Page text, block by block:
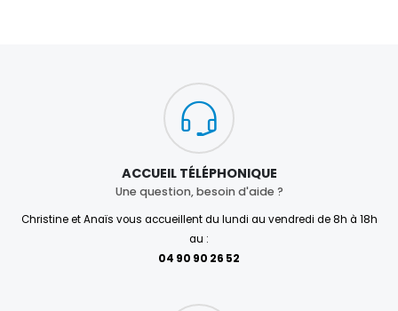
ACCUEIL TÉLÉPHONIQUE
Une question, besoin d'aide ?
Christine et Anaïs vous accueillent du lundi au vendredi de 8h à 18h
au :
04 90 90 26 52